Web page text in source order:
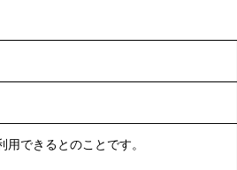
できるとのことです。